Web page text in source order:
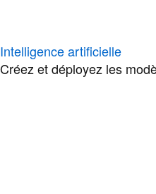
Intelligence artificielle
Créez et déployez les